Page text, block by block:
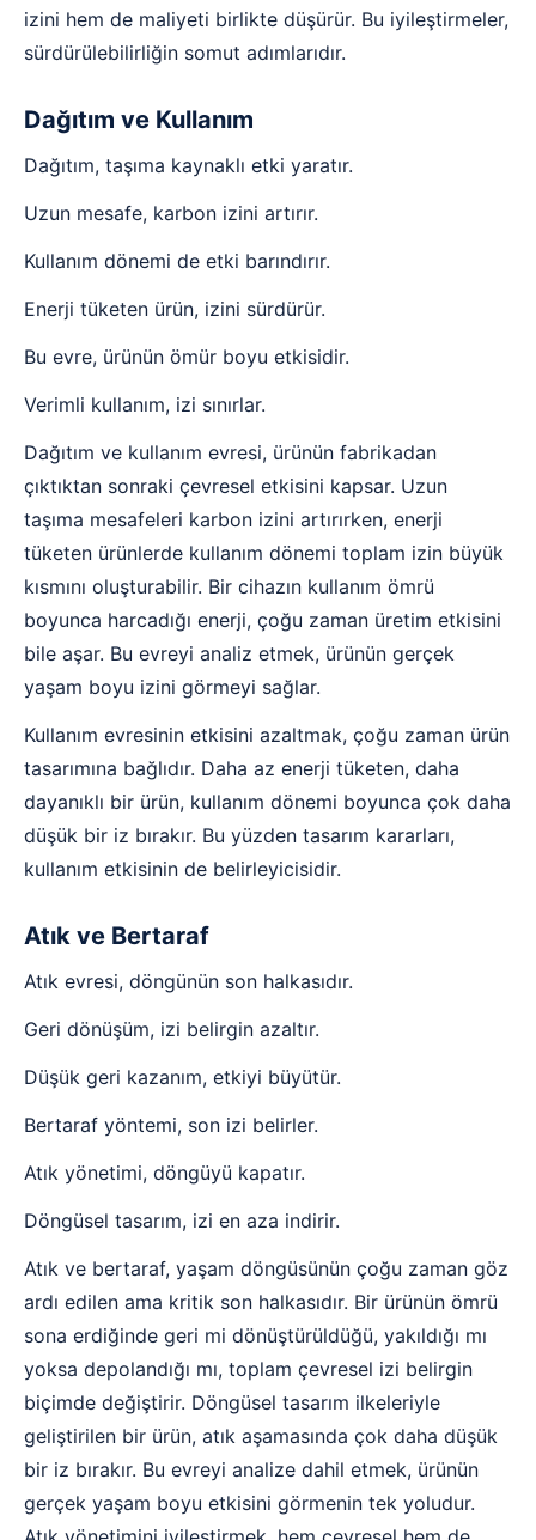
izini hem de maliyeti birlikte düşürür. Bu iyileştirmeler,
sürdürülebilirliğin somut adımlarıdır.
Dağıtım ve Kullanım
Dağıtım, taşıma kaynaklı etki yaratır.
Uzun mesafe, karbon izini artırır.
Kullanım dönemi de etki barındırır.
Enerji tüketen ürün, izini sürdürür.
Bu evre, ürünün ömür boyu etkisidir.
Verimli kullanım, izi sınırlar.
Dağıtım ve kullanım evresi, ürünün fabrikadan
çıktıktan sonraki çevresel etkisini kapsar. Uzun
taşıma mesafeleri karbon izini artırırken, enerji
tüketen ürünlerde kullanım dönemi toplam izin büyük
kısmını oluşturabilir. Bir cihazın kullanım ömrü
boyunca harcadığı enerji, çoğu zaman üretim etkisini
bile aşar. Bu evreyi analiz etmek, ürünün gerçek
yaşam boyu izini görmeyi sağlar.
Kullanım evresinin etkisini azaltmak, çoğu zaman ürün
tasarımına bağlıdır. Daha az enerji tüketen, daha
dayanıklı bir ürün, kullanım dönemi boyunca çok daha
düşük bir iz bırakır. Bu yüzden tasarım kararları,
kullanım etkisinin de belirleyicisidir.
Atık ve Bertaraf
Atık evresi, döngünün son halkasıdır.
Geri dönüşüm, izi belirgin azaltır.
Düşük geri kazanım, etkiyi büyütür.
Bertaraf yöntemi, son izi belirler.
Atık yönetimi, döngüyü kapatır.
Döngüsel tasarım, izi en aza indirir.
Atık ve bertaraf, yaşam döngüsünün çoğu zaman göz
ardı edilen ama kritik son halkasıdır. Bir ürünün ömrü
sona erdiğinde geri mi dönüştürüldüğü, yakıldığı mı
yoksa depolandığı mı, toplam çevresel izi belirgin
biçimde değiştirir. Döngüsel tasarım ilkeleriyle
geliştirilen bir ürün, atık aşamasında çok daha düşük
bir iz bırakır. Bu evreyi analize dahil etmek, ürünün
gerçek yaşam boyu etkisini görmenin tek yoludur.